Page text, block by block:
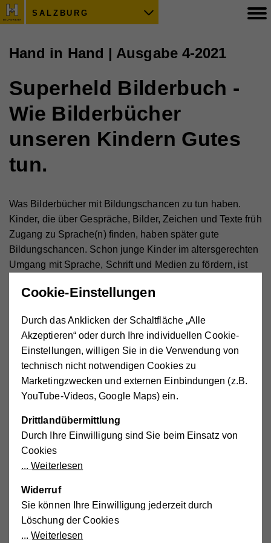
SALZBURG
Hand in Hand | Ausgabe 4-2021
Superheld Bilderbuch -
Wie Bilderbücher
unseren Kindern Gutes
tun.
Was Bilderbücher mit Bildungschancen zu tun haben.
Kinder, die über Gespräche, Bilder, Zeichen und Texte früh
Zugang zu Sprache(n) finden, haben später gute
Bildungschancen. Schon junge Kinder im altersgerechten
Umgang mit Sprache, Schrift und Medien zu fördern, ist
sich perfekt dazu!
Cookie-Einstellungen
Durch das Anklicken der Schaltfläche „Alle
Akzeptieren“ oder durch Ihre individuellen Cookie-
Einstellungen, willigen Sie in die Verwendung von
technisch nicht notwendigen Cookies zu
Marketingzwecken und externen Einbindungen (z.B.
YouTube-Videos, Google Maps) ein.
Drittlandübermittlung
Durch Ihre Einwilligung sind Sie beim Einsatz von
Cookies
Weiterlesen
Widerruf
Sie können Ihre Einwilligung jederzeit durch
Löschung der Cookies
Weiterlesen